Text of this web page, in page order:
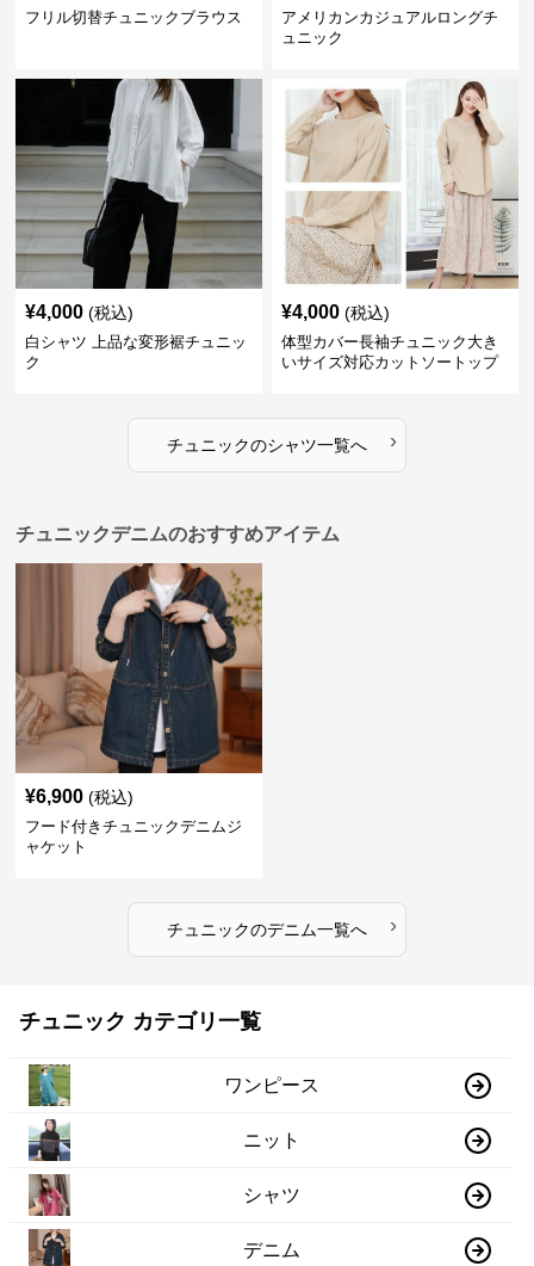
フリル切替チュニックブラウス
アメリカンカジュアルロングチ
ュニック
¥4,000 (税込)
白シャツ 上品な変形裾チュニッ
ク
¥4,000 (税込)
体型カバー長袖チュニック大き
いサイズ対応カットソートップ
チュニックのシャツ一覧へ ›
チュニックデニムのおすすめアイテム
¥6,900 (税込)
フード付きチュニックデニムジ
ャケット
チュニックのデニム一覧へ ›
チュニック カテゴリ一覧
ワンピース
ニット
シャツ
デニム